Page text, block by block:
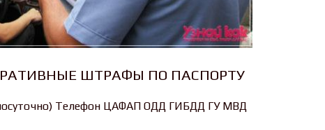
ШТРАФЫ ПО ПАСПОРТУ
Телефон ЦАФАП ОДД ГИБДД ГУ МВД